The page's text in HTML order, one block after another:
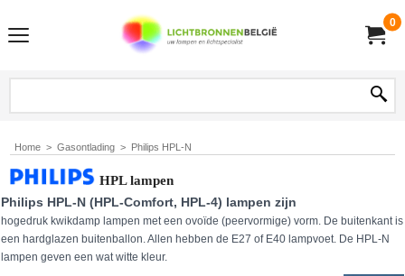
0
Home > Gasontlading > Philips HPL-N
HPL lampen
Philips HPL-N (HPL-Comfort, HPL-4) lampen zijn
hogedruk kwikdamp lampen met een ovoïde (peervormige) vorm. De buitenkant is
een hardglazen buitenballon. Allen hebben de E27 of E40 lampvoet. De HPL-N
lampen geven een wat witte kleur.